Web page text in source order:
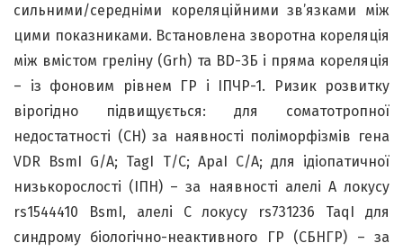
сильними/середніми кореляційними зв’язками між
цими показниками. Встановлена зворотна кореляція
між вмістом греліну (Grh) та ВD-ЗБ і пряма кореляція
– із фоновим рівнем ГР і ІПЧР-1. Ризик розвитку
вірогідно підвищується: для соматотропної
недостатності (СН) за наявності поліморфізмів гена
VDR BsmI G/А; TagI Т/С; ApaI С/А; для ідіопатичної
низькорослості (ІПН) – за наявності алелі А локусу
rs1544410 BsmI, алелі С локусу rs731236 TaqІ для
синдрому біологічно-неактивного ГР (СБНГР) – за